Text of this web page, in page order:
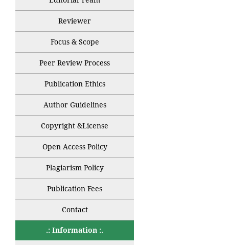
Reviewer
Focus & Scope
Peer Review Process
Publication Ethics
Author Guidelines
Copyright &License
Open Access Policy
Plagiarism Policy
Publication Fees
Contact
.: Information :.